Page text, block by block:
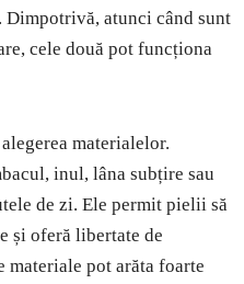
atunci când sunt
cele două pot funcționa
materialelor.
inul, lâna subțire sau
de zi. Ele permit pielii să
și oferă libertate de
materiale pot arăta foarte